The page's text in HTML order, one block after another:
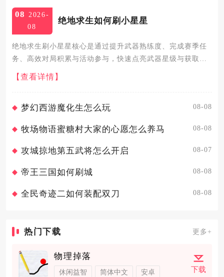
08
2026-
08
绝地求生如何刷小星星
绝地求生刷小星星核心是通过提升武器熟练度、完成赛季任
务、高效对局积累与活动参与，快速点亮武器星级与获取任
务星星，核心路径为专注武器使用、完成任务目标、优化对
局效率、叠加活动奖励，多线并行实现快速刷取。武器熟练
【查看详情】
梦幻西游魔化生怎么玩 08-08
牧场物语蜜糖村大家的心愿怎么养马 08-08
攻城掠地第五武将怎么开启 08-07
帝王三国如何刷城 08-08
全民奇迹二如何装配双刀 08-08
热门下载 更多+
物理掉落
休闲益智 简体中文 安卓 下载